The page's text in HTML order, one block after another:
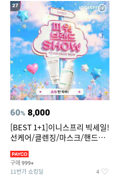
27
60% 8,000
[BEST 1+1]이니스프리 빅세일!
선케어/클렌징/마스크/핸드크
구매 999+
11번가 쇼킹딜 4